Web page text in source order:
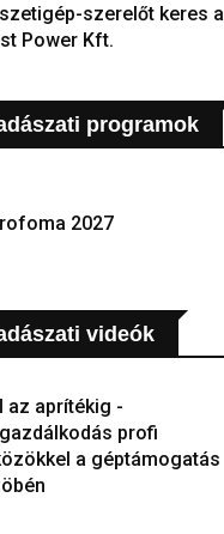
szerelőt keres a
Power Kft.
programok
2027
videók
az aprítékig -
profi
a géptámogatás